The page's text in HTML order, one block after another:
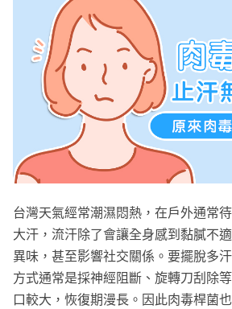
台灣天氣經常潮濕悶熱，在戶外通常
大汗，流汗除了會讓全身感到黏膩不
異味，甚至影響社交關係。要擺脫多
方式通常是採神經阻斷、旋轉刀刮除
口較大，恢復期漫長。因此肉毒桿菌